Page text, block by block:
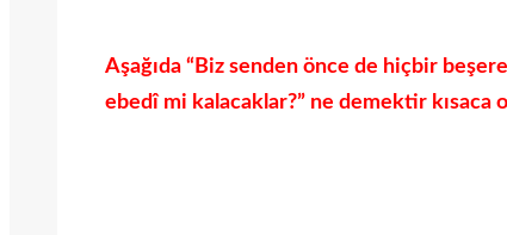
Aşağıda “Biz senden önce de hiçbir
ebedî mi kalacaklar?” ne demektir kısaca